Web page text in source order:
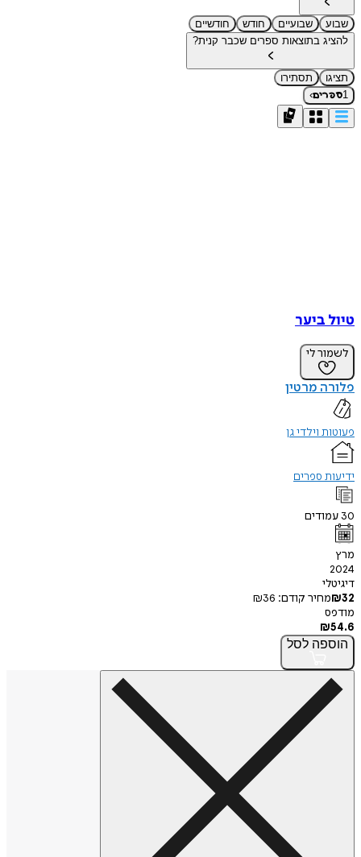
שבוע שבועיים חודש
חודשיים
להציג בתוצאות ספרים שכבר קנית?
תציגו
תסתירו
1ספרים›
טיול ביער
לשמור לי
פלורה מרטין
פעוטות וילדי גן
ידיעות ספרים
30 עמודים
מרץ
2024
דיגיטלי
₪32 מחיר קודם: ₪36
מודפס
₪54.6
הוספה לסל